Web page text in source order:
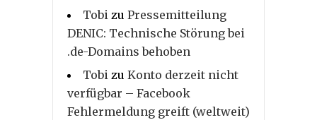
Tobi zu Pressemitteilung
DENIC: Technische Störung bei
.de-Domains behoben
Tobi zu Konto derzeit nicht
verfügbar – Facebook
Fehlermeldung greift (weltweit)